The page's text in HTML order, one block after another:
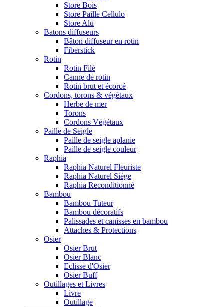
Store Bois
Store Paille Cellulo
Store Alu
Batons diffuseurs
Bâton diffuseur en rotin
Fiberstick
Rotin
Rotin Filé
Canne de rotin
Rotin brut et écorcé
Cordons, torons & végétaux
Herbe de mer
Torons
Cordons Végétaux
Paille de Seigle
Paille de seigle aplanie
Paille de seigle couleur
Raphia
Raphia Naturel Fleuriste
Raphia Naturel Siège
Raphia Reconditionné
Bambou
Bambou Tuteur
Bambou décoratifs
Palissades et canisses en bambou
Attaches & Protections
Osier
Osier Brut
Osier Blanc
Eclisse d'Osier
Osier Buff
Outillages et Livres
Livre
Outillage